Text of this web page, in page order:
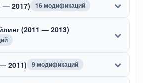
— 2017) 16 модификаций
(2011 — 2013)
2011) 9 модификаций